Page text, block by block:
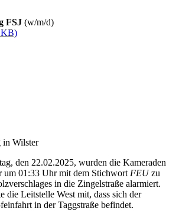
FSJ (w/m/d)
KB)
in Wilster
den 22.02.2025, wurden die Kameraden
um 01:33 Uhr mit dem Stichwort FEUzu
in die Zingelstraße alarmiert.
die Leitstelle West mit, dass sich der
in der Taggstraße befindet.